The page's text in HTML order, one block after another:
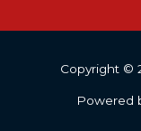
Copyright ©
Powered